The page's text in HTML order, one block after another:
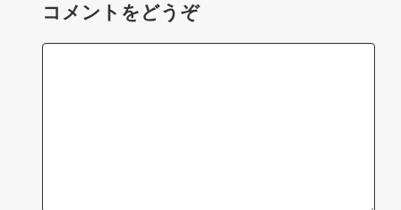
コメントをどうぞ